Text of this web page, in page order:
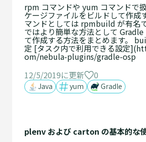
rpm コマンドや yum コマンドで
ケージファイルをビルドして作成
マンドとしては rpmbuild が有名
ではより簡単な方法として Gradle
て作成する方法をまとめます。
定 [タスク内で利用できる設定
om/nebula-plugins/gradle-osp
12/5/2019に更新
0
Java yum Gradle
plenv および carton の基本的な